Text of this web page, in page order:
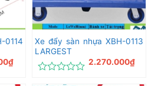
0114
₫
Xe đẩy sàn nhựa XBH-0113
LARGEST
2.270.000₫